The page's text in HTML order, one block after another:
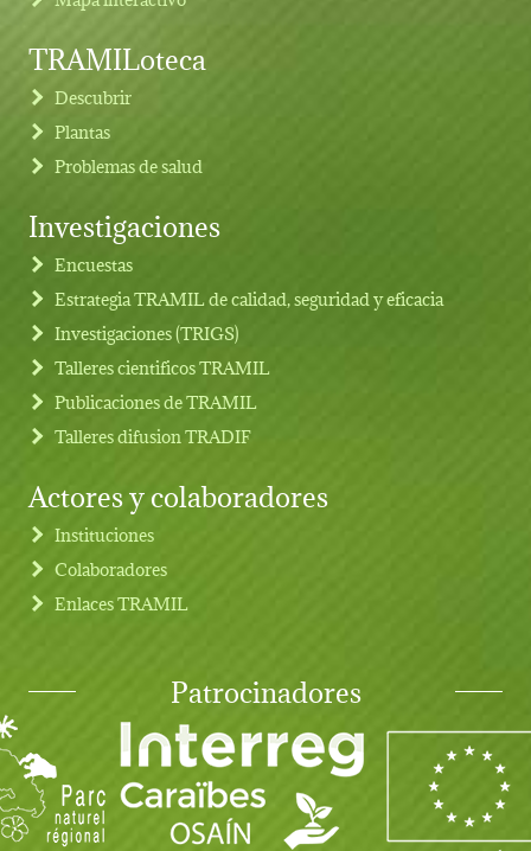
Footer menu
TRAMILoteca
Descubrir
Plantas
Problemas de salud
Investigaciones
Encuestas
Estrategia TRAMIL de calidad, seguridad y eficacia
Investigaciones (TRIGS)
Talleres cientificos TRAMIL
Publicaciones de TRAMIL
Talleres difusion TRADIF
Actores y colaboradores
Instituciones
Colaboradores
Enlaces TRAMIL
Patrocinadores